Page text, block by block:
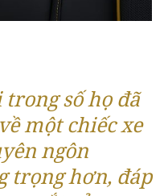
số họ đã
một chiếc xe
ngôn
trọng hơn, đáp